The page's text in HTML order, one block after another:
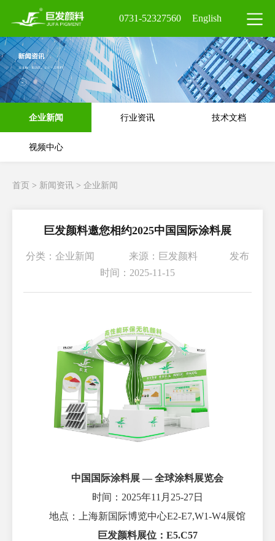
0731-52327560 English
企业新闻 行业资讯 技术文档
视频中心
首页 > 新闻资讯 > 企业新闻
巨发颜料邀您相约2025中国国际涂料展
分类：企业新闻 来源：巨发颜料 发布
时间：2025-11-15
中国国际涂料展 — 全球涂料展览会
时间： 2025年1 1 月 25-27日
地点：
上海新国际博览中心E2-E7,W1-W4展馆
巨发颜料展位： E5.C57